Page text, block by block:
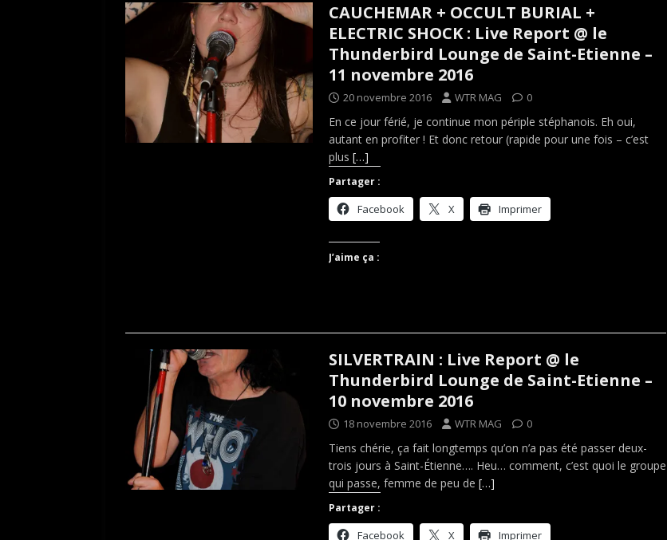
CAUCHEMAR + OCCULT BURIAL +
ELECTRIC SHOCK : Live Report @ le
Thunderbird Lounge de Saint-Etienne –
11 novembre 2016
20 novembre 2016 WTR MAG 0
En ce jour férié, je continue mon périple stéphanois. Eh oui,
autant en profiter ! Et donc retour (rapide pour une fois – c’est
plus […]
Partager :
Facebook X Imprimer
J’aime ça :
SILVERTRAIN : Live Report @ le
Thunderbird Lounge de Saint-Etienne –
10 novembre 2016
18 novembre 2016 WTR MAG 0
Tiens chérie, ça fait longtemps qu’on n’a pas été passer deux-
trois jours à Saint-Étienne…. Heu… comment, c’est quoi le groupe
qui passe, femme de peu de […]
Partager :
Facebook X Imprimer